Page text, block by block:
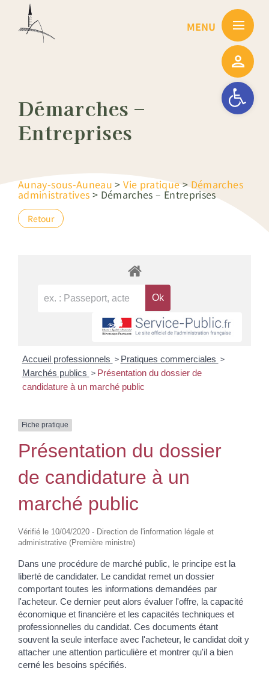
Ouvrir la
Démarches –
Entreprises
Aunay-sous-Auneau >Vie pratique>Démarches
administratives > Démarches – Entreprises
Retour
Accueil professionnels > Pratiques commerciales >
Marchés publics > Présentation du dossier de
candidature à un marché public
Fiche pratique
Présentation du dossier
de candidature à un
marché public
Vérifié le 10/04/2020 - Direction de l'information légale et
administrative (Première ministre)
Dans une procédure de marché public, le principe est la
liberté de candidater. Le candidat remet un dossier
comportant toutes les informations demandées par
l'acheteur. Ce dernier peut alors évaluer l'offre, la capacité
économique et financière et les capacités techniques et
professionnelles du candidat. Ces documents étant
souvent la seule interface avec l'acheteur, le candidat doit y
attacher une attention particulière et montrer qu'il a bien
cerné les besoins spécifiés.